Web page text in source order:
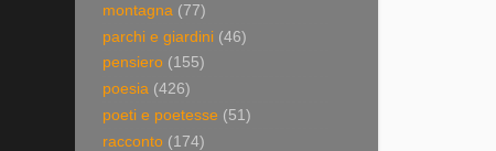
montagna (77)
parchi e giardini (46)
pensiero (155)
poesia (426)
poeti e poetesse (51)
racconto (174)